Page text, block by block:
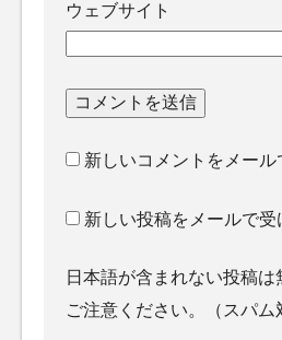
ウェブサイト
新しいコメントをメール
新しい投稿をメールで受
日本語が含まれない投稿
ご注意ください。（スパム